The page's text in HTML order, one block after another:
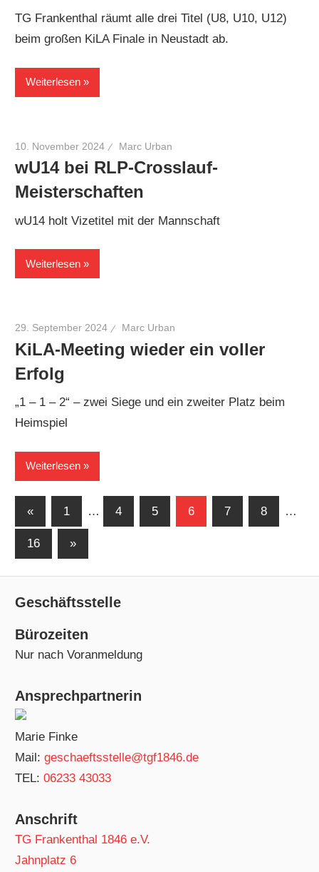
TG Frankenthal räumt alle drei Titel (U8, U10, U12)
beim großen KiLA Finale in Neustadt ab.
Weiterlesen
10. November 2024 Marc Urban
wU14 bei RLP-Crosslauf-
Meisterschaften
wU14 holt Vizetitel mit der Mannschaft
Weiterlesen
29. September 2024 Marc Urban
KiLA-Meeting wieder ein voller
Erfolg
„1 – 1 – 2“ – zwei Siege und ein zweiter Platz beim
Heimspiel
Weiterlesen
Seitennummerierung
der
Beiträge
«Vorherige
Beiträge
1 … 4 5 6 7 8 …
16
Nächste
»
Geschäftsstelle
Bürozeiten
Nur nach Voranmeldung
Ansprechpartnerin
Marie Finke
Mail:geschaeftsstelle@tgf1846.de
TEL:06233 43033
Anschrift
TG Frankenthal 1846 e.V.
Jahnplatz 6